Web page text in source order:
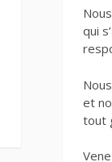
qui
et
tout